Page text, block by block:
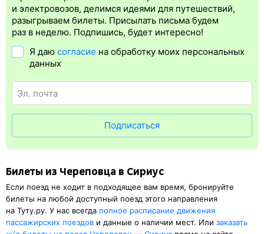
Электронная регистрацияпроизводитсясразупосле оплаты
билета.Электронная регистрация— это опция, которая
упрощает жизнь пассажиру. Её плюс в том, что не обязательно
регистрация доступна почти для всех заказов,исключение
составляют поезда
в электронном ж/д билете. А в случае отсутствия электронной
регистрации еще и распечатка посадочного купона.
и электровозов, делимся идеями для путешествий,
разыгрываем билеты. Присылать письма будем
раз в неделю. Подпишись, будет интересно!
Я даю согласие на обработку моих персональных
данных
Подписаться
Билеты из Череповца в Сириус
Если поезд не ходит в подходящее вам время, бронируйте
билеты на любой доступный поезд этого направления
на Туту.ру. У нас всегда полное расписание движения
пассажирских поездов и данные о наличии мест. Или заказать